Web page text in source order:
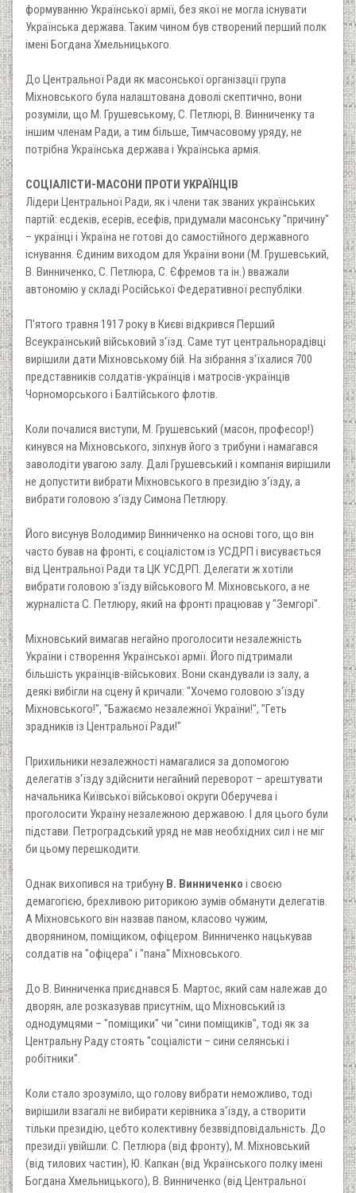
формуванню Української армії, без якої не могла існувати
Українська держава. Таким чином був створений перший полк
імені Богдана Хмельницького.
До Центральної Ради як масонської організації група
Міхновського була налаштована доволі скептично, вони
розуміли, що М. Грушевському, С. Петлюрі, В. Винниченку та
іншим членам Ради, а тим більше, Тимчасовому уряду, не
потрібна Українська держава і Українська армія.
СОЦІАЛІСТИ-МАСОНИ ПРОТИ УКРАЇНЦІВ
Лідери Центральної Ради, як і члени так званих українських
партій: есдеків, есерів, есефів, придумали масонську "причину"
– українці і Україна не готові до самостійного державного
існування. Єдиним виходом для України вони (М. Грушевський,
В. Винниченко, С. Петлюра, С. Єфремов та ін.) вважали
автономію у складі Російської Федеративної республіки.
П'ятого травня 1917 року в Києві відкрився Перший
Всеукраїнський військовий з'їзд. Саме тут центральнорадівці
вирішили дати Міхновському бій. На зібрання з'їхалися 700
представників солдатів-українців і матросів-українців
Чорноморського і Балтійського флотів.
Коли почалися виступи, М. Грушевський (масон, професор!)
кинувся на Міхновського, зіпхнув його з трибуни і намагався
заволодіти увагою залу. Далі Грушевський і компанія вирішили
не допустити вибрати Міхновського в президію з'їзду, а
вибрати головою з'їзду Симона Петлюру.
Його висунув Володимир Винниченко на основі того, що він
часто бував на фронті, є соціалістом із УСДРП і висувається
від Центральної Ради та ЦК УСДРП. Делегати ж хотіли
вибрати головою з'їзду військового М. Міхновського, а не
журналіста С. Петлюру, який на фронті працював у "Земгорі".
Міхновський вимагав негайно проголосити незалежність
України і створення Української армії. Його підтримали
більшість українців-військових. Вони скандували із залу, а
деякі вибігли на сцену й кричали: "Хочемо головою з'їзду
Міхновського!", "Бажаємо незалежної України!", "Геть
зрадників із Центральної Ради!"
Прихильники незалежності намагалися за допомогою
делегатів з'їзду здійснити негайний переворот – арештувати
начальника Київської військової округи Оберучева і
проголосити Україну незалежною державою. І для цього були
підстави. Петроградський уряд не мав необхідних сил і не міг
би цьому перешкодити.
Однак вихопився на трибуну В. Винниченко і своєю
демагогією, брехливою риторикою зумів обманути делегатів.
А Міхновського він назвав паном, класово чужим,
дворянином, поміщиком, офіцером. Винниченко нацькував
солдатів на "офіцера" і "пана" Міхновського.
До В. Винниченка приєднався Б. Мартос, який сам належав до
дворян, але розказував присутнім, що Міхновський із
однодумцями – "поміщики" чи "сини поміщиків", тоді як за
Центральну Раду стоять "соціалісти – сини селянські і
робітники".
Коли стало зрозуміло, що голову вибрати неможливо, тоді
вирішили взагалі не вибирати керівника з'їзду, а створити
тільки президію, цебто колективну безввідповідальність. До
президії увійшли: С. Петлюра (від фронту), М. Міхновський
(від тилових частин), Ю. Капкан (від Українського полку імені
Богдана Хмельницького), В. Винниченко (від Центральної